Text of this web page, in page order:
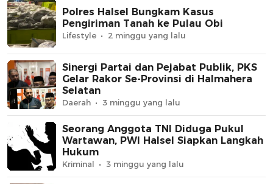
Polres Halsel Bungkam Kasus
Pengiriman Tanah ke Pulau Obi
Lifestyle 2 minggu yang lalu
Sinergi Partai dan Pejabat Publik, PKS
Gelar Rakor Se-Provinsi di Halmahera
Selatan
Daerah 3 minggu yang lalu
Seorang Anggota TNI Diduga Pukul
Wartawan, PWI Halsel Siapkan Langkah
Hukum
Kriminal 3 minggu yang lalu